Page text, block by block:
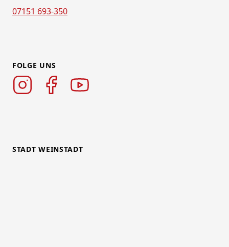
07151 693-350
FOLGE UNS
STADT WEINSTADT